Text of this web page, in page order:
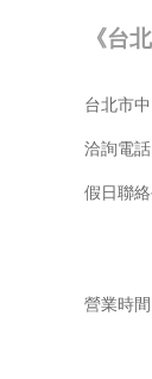
《台
台北市
洽詢電話
假日聯
營業時
週六